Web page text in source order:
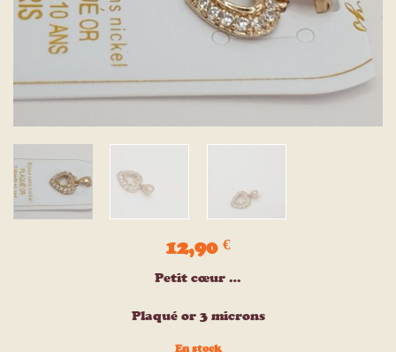
12,90 €
Petit cœur …
Plaqué or 3 microns
En stock